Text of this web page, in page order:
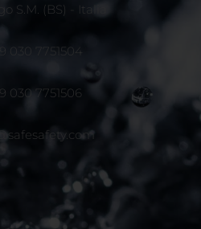
S.M. (BS) - Italia
030 7751504
030 7751506